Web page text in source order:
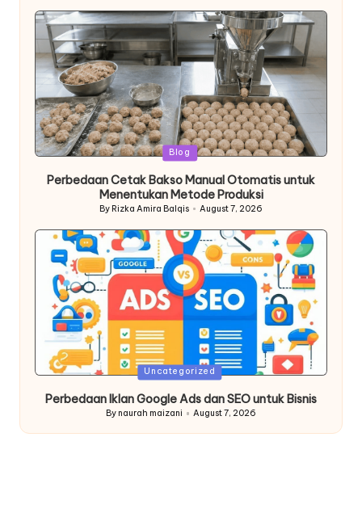
Posted
Blog
Perbedaan Cetak Bakso Manual Otomatis untuk
Menentukan Metode Produksi
Posted
By Rizka Amira Balqis August 7, 2026
Posted
Uncategorized
Perbedaan Iklan Google Ads dan SEO untuk Bisnis
Posted
By naurah maizani August 7, 2026